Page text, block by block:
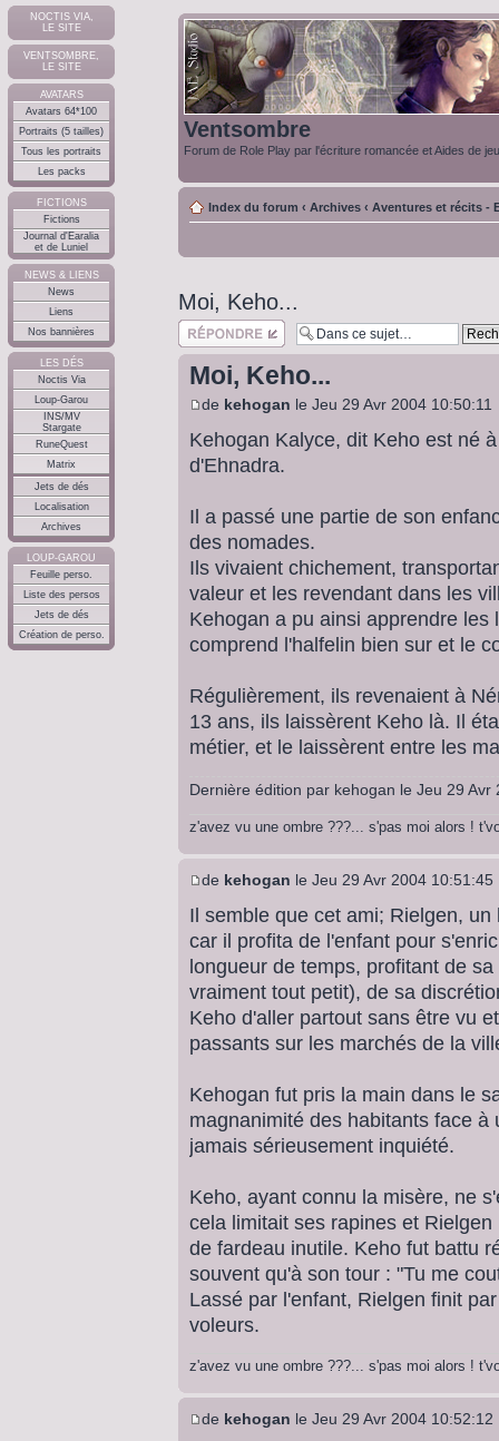
NOCTIS VIA,
LE SITE
VENTSOMBRE,
LE SITE
AVATARS
Avatars 64*100
Portraits (5 tailles)
Tous les portraits
Les packs
FICTIONS
Fictions
Journal d'Earalia
et de Luniel
NEWS & LIENS
News
Liens
Nos bannières
LES DÉS
Noctis Via
Loup-Garou
INS/MV
Stargate
RuneQuest
Matrix
Jets de dés
Localisation
Archives
LOUP-GAROU
Feuille perso.
Liste des persos
Jets de dés
Création de perso.
Ventsombre
Forum de Role Play par l'écriture romancée et Aides de
Index du forum ‹ Archives ‹ Aventures et récits -
Moi, Keho...
Répondre
Moi, Keho...
de kehogan le Jeu 29 Avr 2004 10:50:11
Kehogan Kalyce, dit Keho est né
d'Ehnadra.
Il a passé une partie de son
des nomades.
Ils vivaient chichement,
valeur et les revendant dans les
Kehogan a pu ainsi apprendre
comprend l'halfelin bien sur et le
Régulièrement, ils revenaient à
13 ans, ils laissèrent Keho là. Il
métier, et le laissèrent entre les
Dernière édition par kehogan le Jeu 29 Avr
z'avez vu une ombre ???... s'pas moi alors !
de kehogan le Jeu 29 Avr 2004 10:51:45
Il semble que cet ami; Rielgen,
car il profita de l'enfant pour
longueur de temps, profitant de
vraiment tout petit), de sa
Keho d'aller partout sans être vu
passants sur les marchés de la
Kehogan fut pris la main dans le
magnanimité des habitants face
jamais sérieusement inquiété.
Keho, ayant connu la misère, ne
cela limitait ses rapines et
de fardeau inutile. Keho fut battu
souvent qu'à son tour : "Tu me
Lassé par l'enfant, Rielgen finit
voleurs.
z'avez vu une ombre ???... s'pas moi alors !
de kehogan le Jeu 29 Avr 2004 10:52:12